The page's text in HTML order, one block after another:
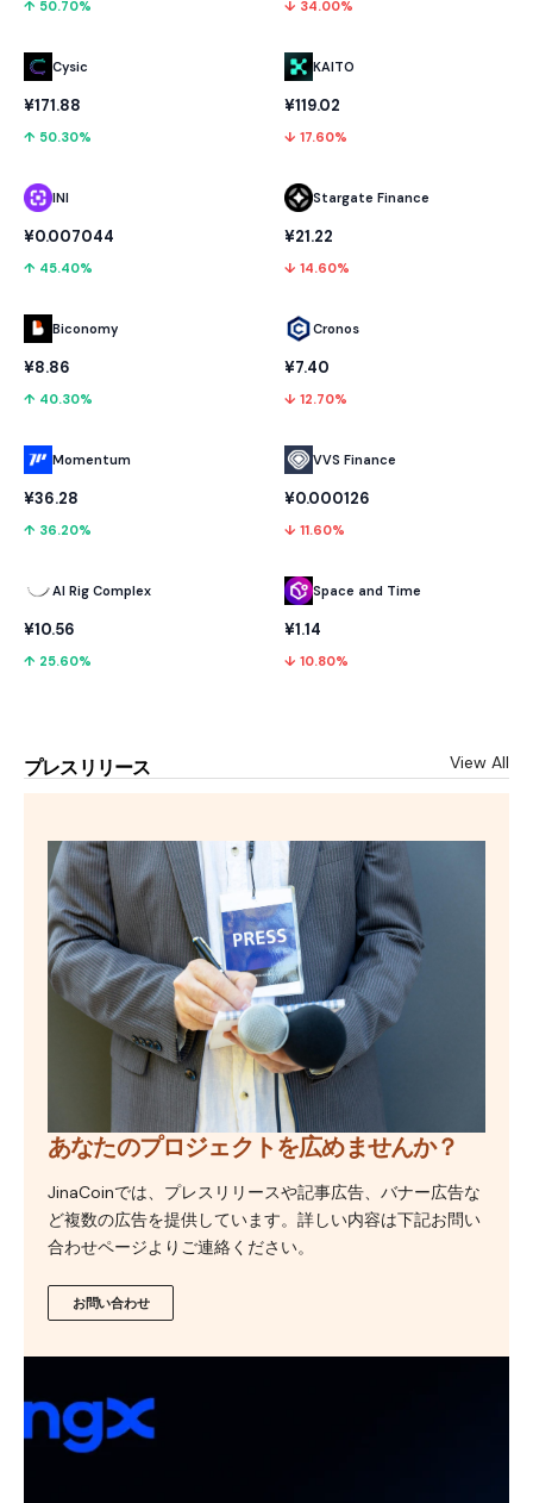
↑ 50.70%
Cysic
¥171.88
↑ 50.30%
INI
¥0.007044
↑ 45.40%
Biconomy
¥8.86
↑ 40.30%
Momentum
¥36.28
↑ 36.20%
AI Rig Complex
¥10.56
↑ 25.60%
↓ 34.00%
KAITO
¥119.02
↓ 17.60%
Stargate Finance
¥21.22
↓ 14.60%
Cronos
¥7.40
↓ 12.70%
VVS Finance
¥0.000126
↓ 11.60%
Space and Time
¥1.14
↓ 10.80%
プレスリリース View All
あなたのプロジェクトを広めませんか？
JinaCoinでは、プレスリリースや記事広告、バナー広告な
ど複数の広告を提供しています。詳しい内容は下記お問い
合わせページよりご連絡ください。
お問い合わせ